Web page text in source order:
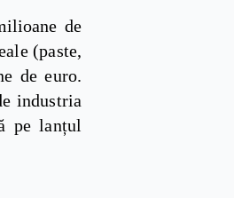
de
(paste,
de euro.
industria
pe lanțul